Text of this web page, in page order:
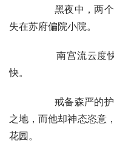
黑夜中，两个
失在苏府偏院小院。
南宫流云度快
快。
戒备森严的护
之地，而他却神态恣意
花园。